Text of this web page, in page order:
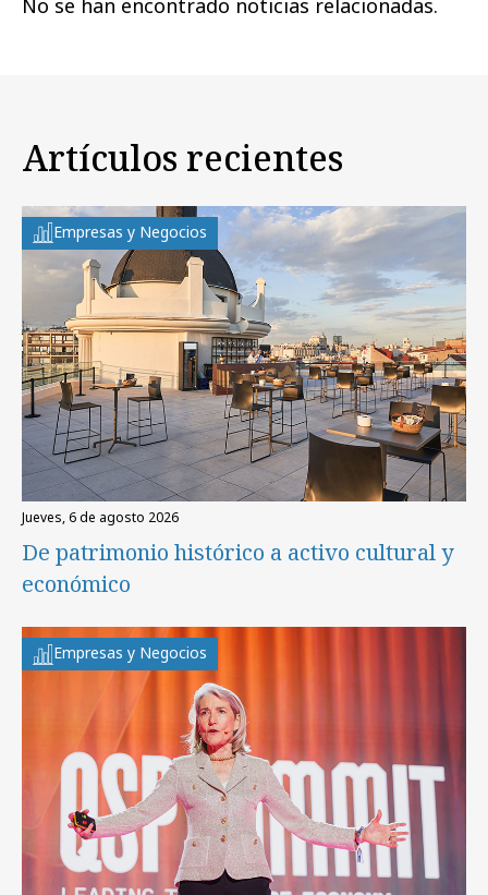
No se han encontrado noticias relacionadas.
Artículos recientes
Empresas y Negocios
jueves, 6 de agosto 2026
De patrimonio histórico a activo cultural y
económico
Empresas y Negocios